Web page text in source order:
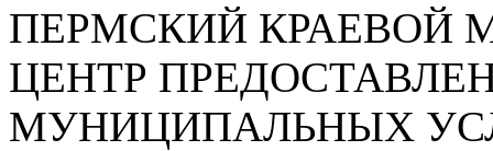
ПЕРМСКИЙ КРАЕВОЙ
ЦЕНТР
МУНИЦИПАЛЬНЫХ